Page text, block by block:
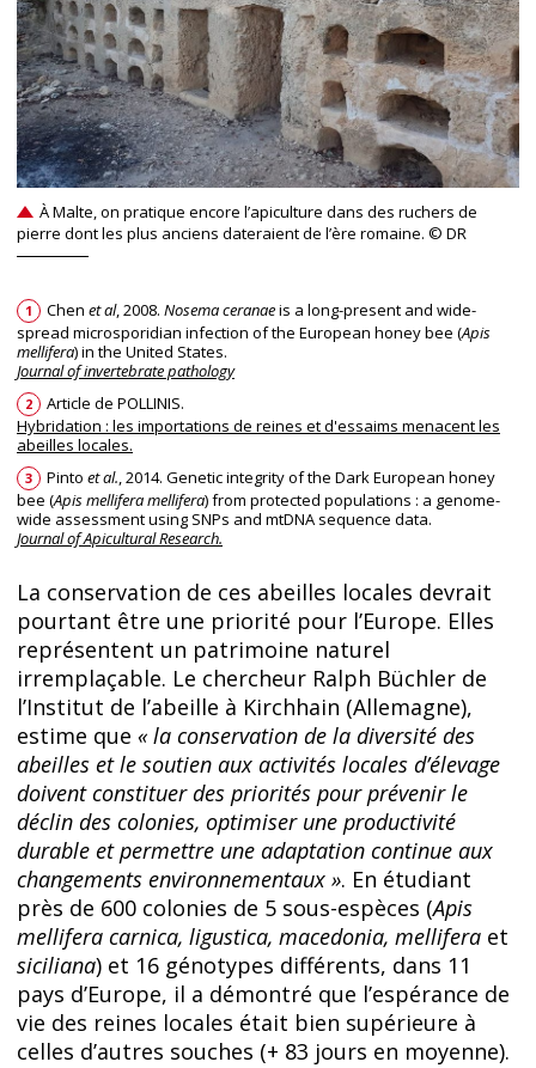
À Malte, on pratique encore l’apiculture dans des ruchers de
pierre dont les plus anciens dateraient de l’ère romaine. © DR
1 Chen et al, 2008. Nosema ceranaeis a long-present and wide-
spread microsporidian infection of the European honey bee (Apis
mellifera) in the United States.
Journal of invertebrate pathology
2
Article de POLLINIS.
Hybridation : les importations de reines et d'essaims menacent les
abeilles locales.
3 Pinto et al., 2014. Genetic integrity of the Dark European honey
bee (Apis mellifera mellifera) from protected populations : a genome-
wide assessment using SNPs and mtDNA sequence data.
Journal of Apicultural Research.
La conservation de ces abeilles locales devrait
pourtant être une priorité pour l’Europe. Elles
représentent un patrimoine naturel
irremplaçable. Le chercheur Ralph Büchler de
l’Institut de l’abeille à Kirchhain (Allemagne),
estime que « la conservation de la diversité des
abeilles et le soutien aux activités locales d’élevage
doivent constituer des priorités pour prévenir le
déclin des colonies, optimiser une productivité
durable et permettre une adaptation continue aux
changements environnementaux ». En étudiant
près de 600 colonies de 5 sous-espèces (Apis
mellifera carnica, ligustica, macedonia, mellifera et
siciliana) et 16 génotypes différents, dans 11
pays d’Europe, il a démontré que l’espérance de
vie des reines locales était bien supérieure à
celles d’autres souches (+ 83 jours en moyenne).